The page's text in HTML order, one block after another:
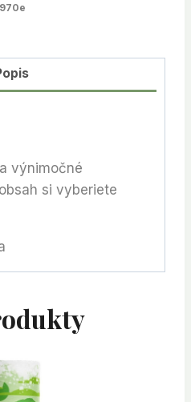
výnimočné
si vyberiete